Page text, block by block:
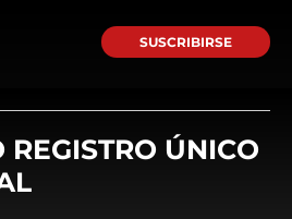
SUSCRIBIRSE
REGISTRO ÚNICO